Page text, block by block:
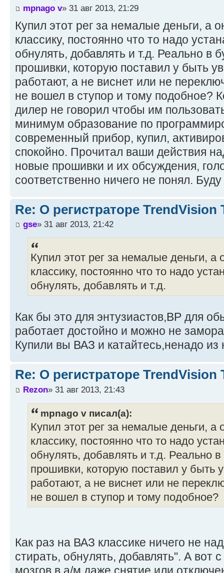
mpnago v» 31 авг 2013, 21:29
Купил этот рег за немалые деньги, а
классику, постоянно что то надо
обнулять, добавлять и т.д. Реально в
прошивки, которую поставил у быть
работают, а не виснет или не
не вошел в ступор и тому подобное?
дилер не говорил чтобы им
минимум образование по
современный прибор, купил,
спокойно. Прочитал ваши действия
новые прошивки и их обсуждения,
соответственно ничего не понял.
Re: О регистраторе TrendVision
gse» 31 авг 2013, 21:42
Купил этот рег за немалые деньги,
классику, постоянно что то надо
обнулять, добавлять и т.д.
Как бы это для энтузиастов,ВР для
работает достойно и можно не
Купили вы ВАЗ и катайтесь,ненадо
Re: О регистраторе TrendVision
Rezon» 31 авг 2013, 21:43
mpnago v писал(а):
Купил этот рег за немалые деньги,
классику, постоянно что то надо
обнулять, добавлять и т.д. Реально
прошивки, которую поставил у быть
работают, а не виснет или не
не вошел в ступор и тому подобное?
Как раз на ВАЗ классике ничего не
стирать, обнулять, добавлять". А вот